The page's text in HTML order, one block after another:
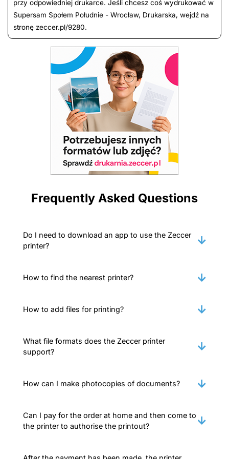
przy odpowiedniej drukarce. Jeśli chcesz coś wydrukować w
Supersam Społem Południe - Wrocław, Drukarska, wejdź na
stronę zeccer.pl/9280.
Frequently Asked Questions
Do I need to download an app to use the Zeccer
printer?
How to find the nearest printer?
How to add files for printing?
What file formats does the Zeccer printer
support?
How can I make photocopies of documents?
Can I pay for the order at home and then come to
the printer to authorise the printout?